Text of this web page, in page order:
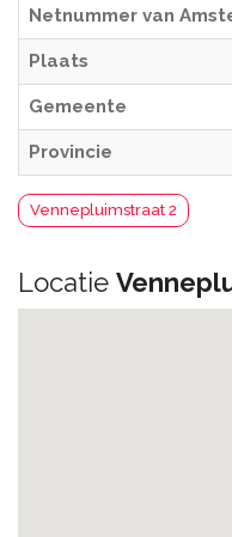
Netnummer van
Plaats
Gemeente
Provincie
Vennepluimstraat 2
Locatie